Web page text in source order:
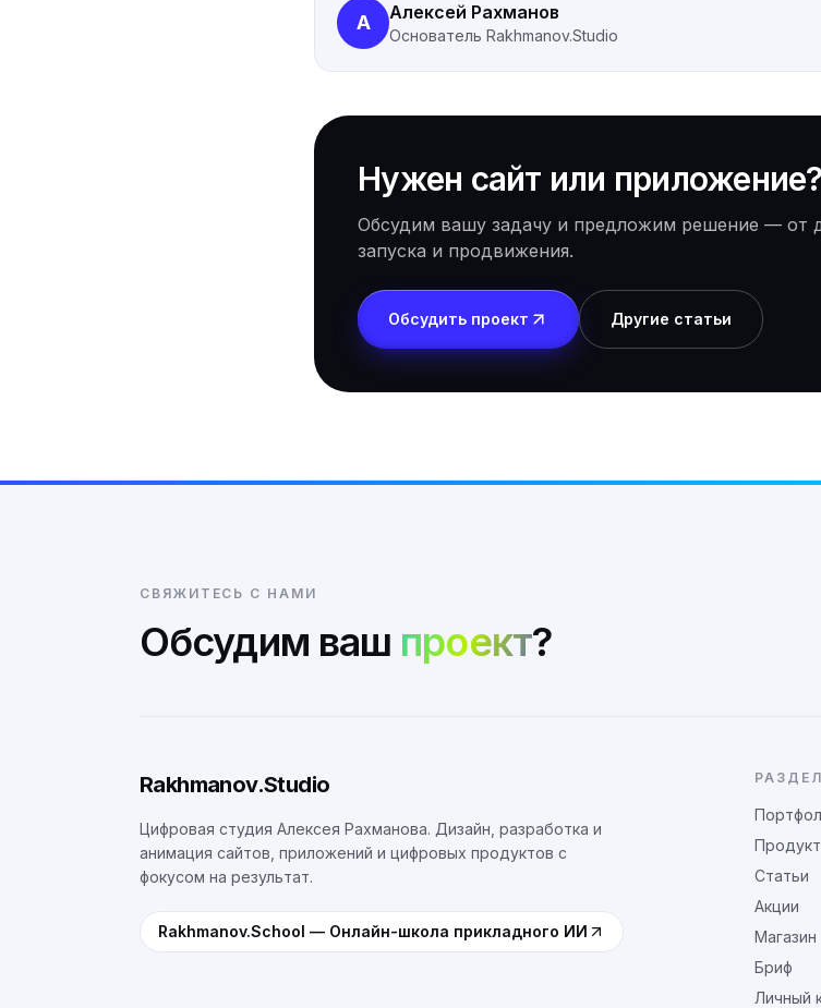
А Алексей Рахманов
Основатель Rakhmanov.Studio
Нужен сайт или приложение?
Обсудим вашу задачу и предложим решение — от
запуска и продвижения.
Обсудить проект Другие статьи
СВЯЖИТЕСЬ С НАМИ
Обсудим ваш проект?
Rakhmanov.Studio
Цифровая студия Алексея Рахманова. Дизайн, разработка и
анимация сайтов, приложений и цифровых продуктов с
фокусом на результат.
Rakhmanov.School — Онлайн-школа прикладного ИИ
Статьи
Акции
Магазин
Бриф
Личный